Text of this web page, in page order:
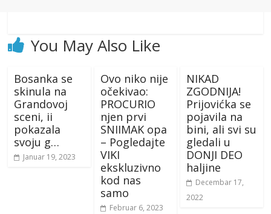
You May Also Like
Bosanka se
skinula na
Grandovoj
sceni, ii
pokazala
svoju g…
Januar 19, 2023
Ovo niko nije
očekivao:
PROCURIO
njen prvi
SNIIMAK opa
– Pogledajte
VIKI
ekskluzivno
kod nas
samo
Februar 6, 2023
NIKAD
ZGODNIJA!
Prijovićka se
pojavila na
bini, ali svi su
gledali u
DONJI DEO
haljine
Decembar 17,
2022